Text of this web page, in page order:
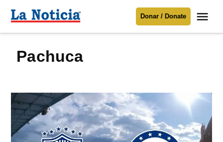
Para mantenerte informado necesitamos
contenido
Noticia
Donar / Donate
Pachuca